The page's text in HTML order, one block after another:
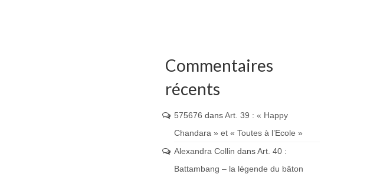
Commentaires
récents
575676 dansArt. 39 : « Happy
Chandara » et « Toutes à l’Ecole »
Alexandra Collin dansArt. 40 :
Battambang – la légende du bâton